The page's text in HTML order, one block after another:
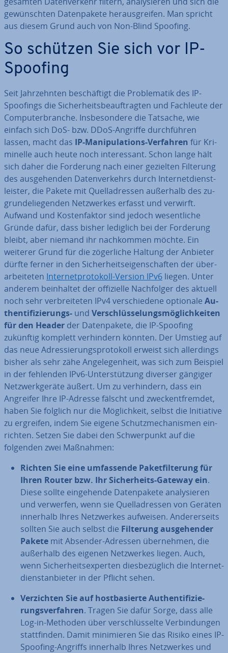
ge­wünsch­ten Da­ten­pa­ke­te her­aus­grei­fen. Man spricht
aus diesem Grund auch von Non-Blind Spoofing.
So schützen Sie sich vor IP-
Spoofing
Seit Jahr­zehn­ten be­schäf­tigt die Pro­ble­ma­tik des IP-
Spoofings die Si­cher­heits­be­auf­trag­ten und Fachleute der
Com­pu­ter­bran­che. Ins­be­son­de­re die Tatsache, wie
einfach sich DoS- bzw. DDoS-Angriffe durch­füh­ren
lassen, macht das IP-Ma­ni­pu­la­ti­ons-Verfahren für Kri­
mi­nel­le auch heute noch in­ter­es­sant. Schon lange hält
sich daher die Forderung nach einer gezielten Filterung
des aus­ge­hen­den Da­ten­ver­kehrs durch In­ter­net­dienst­
leis­ter, die Pakete mit Quell­adres­sen außerhalb des zu­
grun­de­lie­gen­den Netz­wer­kes erfasst und verwirft.
Aufwand und Kos­ten­fak­tor sind jedoch we­sent­li­che
Gründe dafür, dass bisher lediglich bei der Forderung
bleibt, aber niemand ihr nach­kom­men möchte. Ein
weiterer Grund für die zö­ger­li­che Haltung der Anbieter
dürfte ferner in den Si­cher­heits­ei­gen­schaf­ten der über­
ar­bei­te­ten In­ter­net­pro­to­koll-Version IPv6 liegen. Unter
anderem be­inhal­tet der of­fi­zi­el­le Nach­fol­ger des aktuell
noch sehr ver­brei­te­ten IPv4 ver­schie­de­ne optionale Au­
then­ti­fi­zie­rungs- und Ver­schlüs­se­lungs­mög­lich­kei­ten
für den Header der Da­ten­pa­ke­te, die IP-Spoofing
zukünftig komplett ver­hin­dern könnten. Der Umstieg auf
das neue Adres­sie­rungs­pro­to­koll erweist sich al­ler­dings
bisher als sehr zähe An­ge­le­gen­heit, was sich zum Beispiel
in der fehlenden IPv6-Un­ter­stüt­zung diverser gängiger
Netz­werk­ge­rä­te äußert. Um zu ver­hin­dern, dass ein
Angreifer Ihre IP-Adresse fälscht und zweck­ent­frem­det,
haben Sie folglich nur die Mög­lich­keit, selbst die In­itia­ti­ve
zu ergreifen, indem Sie eigene Schutz­me­cha­nis­men ein­
rich­ten. Setzen Sie dabei den Schwer­punkt auf die
folgenden zwei Maßnahmen:
Richten Sie eine um­fas­sen­de Pa­ket­fil­te­rung für
Ihren Router bzw. Ihr Si­cher­heits-Gateway ein.
Diese sollte ein­ge­hen­de Da­ten­pa­ke­te ana­ly­sie­ren
und verwerfen, wenn sie Quell­adres­sen von Geräten
innerhalb Ihres Netz­wer­kes aufweisen. An­de­rer­seits
sollten Sie auch selbst die Filterung aus­ge­hen­der
Pakete mit Absender-Adressen über­neh­men, die
außerhalb des eigenen Netz­wer­kes liegen. Auch,
wenn Si­cher­heits­exper­ten dies­be­züg­lich die In­ter­net­
dienst­an­bie­ter in der Pflicht sehen.
Ver­zich­ten Sie auf host­ba­sier­te Au­then­ti­fi­zie­
rungs­ver­fah­ren. Tragen Sie dafür Sorge, dass alle
Log-in-Methoden über ver­schlüs­sel­te Ver­bin­dun­gen
statt­fin­den. Damit mi­ni­mie­ren Sie das Risiko eines IP-
Spoofing-Angriffs innerhalb Ihres Netz­wer­kes und